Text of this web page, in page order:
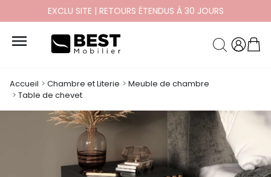
EXCLU SITE | RETOURS ÉTENDUS À 30 JOURS

Accueil Chambre et Literie
Meuble de chambre
Table de chevet